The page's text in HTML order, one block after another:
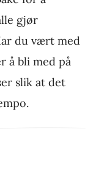
gjør
du vært med
å bli med på
slik at det